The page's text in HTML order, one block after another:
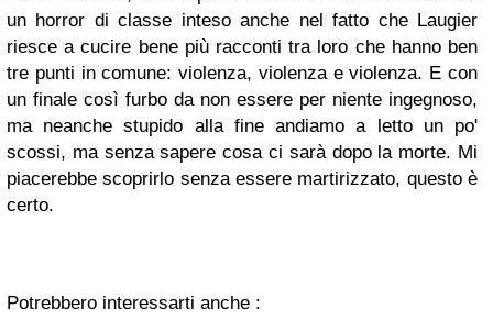
un horror di classe inteso anche nel fatto che Laugier
riesce a cucire bene più racconti tra loro che hanno ben
tre punti in comune: violenza, violenza e violenza. E con
un finale così furbo da non essere per niente ingegnoso,
ma neanche stupido alla fine andiamo a letto un po'
scossi, ma senza sapere cosa ci sarà dopo la morte. Mi
piacerebbe scoprirlo senza essere martirizzato, questo è
certo.
Potrebbero interessarti anche :